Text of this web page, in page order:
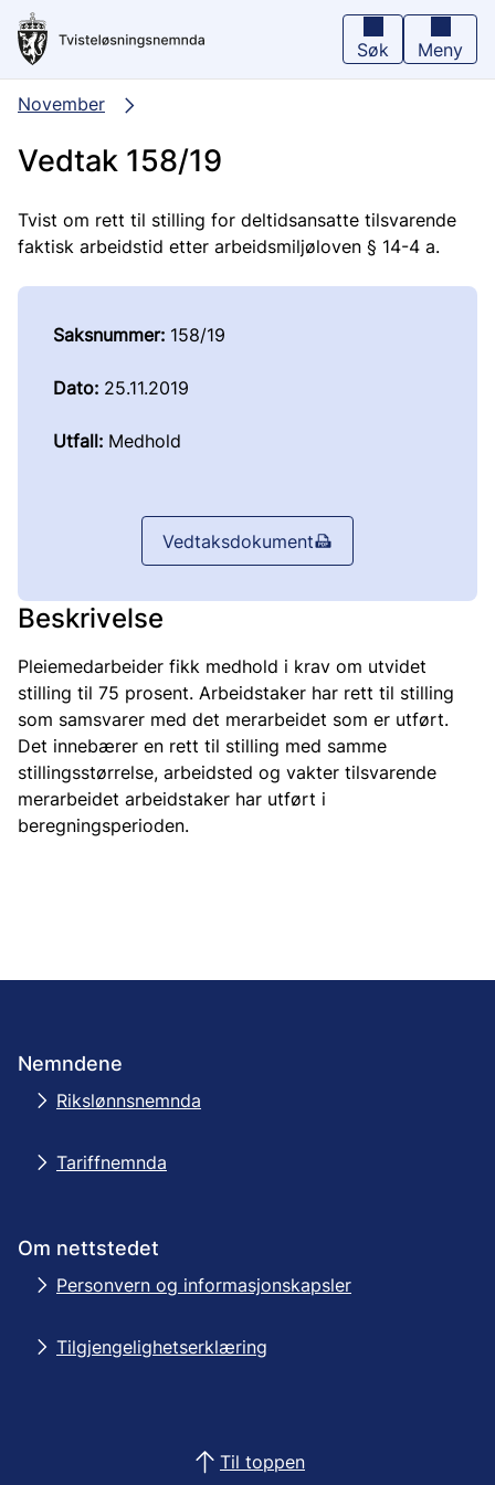
Hopp
hovedinnhold
Søk Meny
November
Vedtak 158/19
Tvist om rett til stilling for deltidsansatte tilsvarende
faktisk arbeidstid etter arbeidsmiljøloven § 14-4 a.
Saksnummer: 158/19
Dato: 25.11.2019
Utfall: Medhold
Vedtaksdokument
Beskrivelse
Pleiemedarbeider fikk medhold i krav om utvidet
stilling til 75 prosent. Arbeidstaker har rett til stilling
som samsvarer med det merarbeidet som er utført.
Det innebærer en rett til stilling med samme
stillingsstørrelse, arbeidsted og vakter tilsvarende
merarbeidet arbeidstaker har utført i
beregningsperioden.
Nemndene
Rikslønnsnemnda
Tariffnemnda
Om nettstedet
Personvern og informasjonskapsler
Tilgjengelighetserklæring
Til toppen